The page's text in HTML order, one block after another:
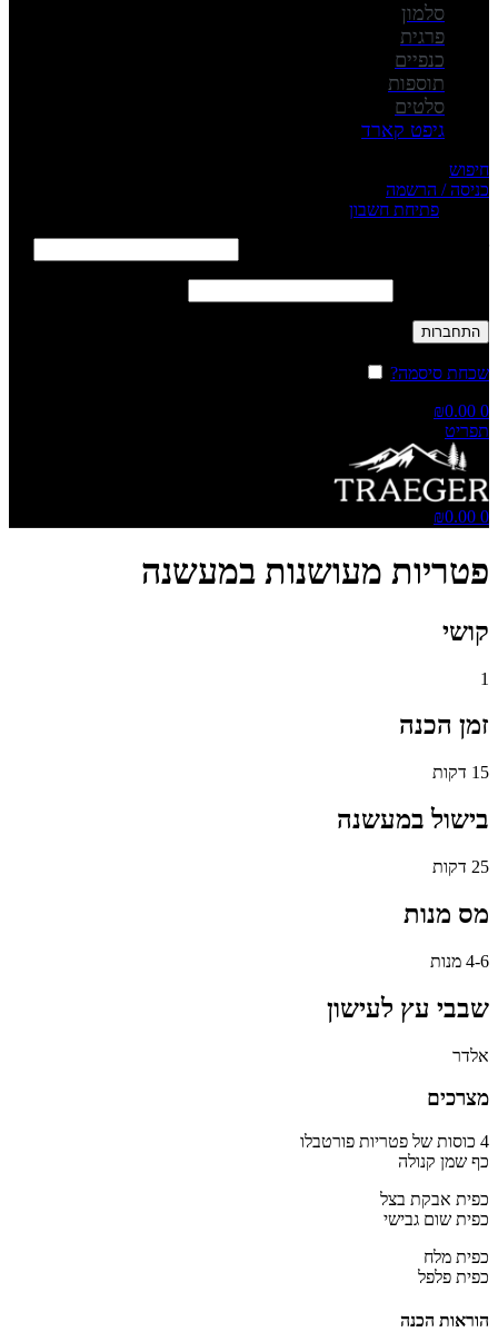
סלמון
פרגית
כנפיים
תוספות
סלטים
גיפט קארד
חיפוש
כניסה / הרשמה
פתיחת חשבון
התחברות
שכחת סיסמה?
0
₪0.00
תפריט
0
₪0.00
פטריות מעושנות במעשנה
קושי
1
זמן הכנה
15 דקות
בישול במעשנה
25 דקות
מס מנות
4-6 מנות
שבבי עץ לעישון
אלדר
מצרכים
4 כוסות של פטריות פורטבלו
כף שמן קנולה
כפית אבקת בצל
כפית שום גבישי
כפית מלח
כפית פלפל
הוראות הכנה